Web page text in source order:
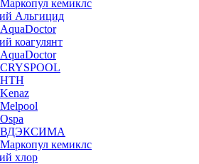
Маркопул кемиклс
Альгицид
AquaDoctor
коагулянт
AquaDoctor
CRYSPOOL
HTH
Kenaz
Melpool
Ospa
ВДЭКСИМА
Маркопул кемиклс
хлор